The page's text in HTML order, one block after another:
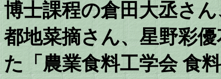
博士課程の倉田大丞さ
都地菜摘さん、星野彩
た「農業食料工学会 食